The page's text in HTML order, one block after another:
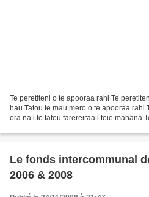
Te peretiteni o te apooraa rahi Te
hau Tatou te mau mero o te apooraa rahi
ora na i to tatou farereiraa i teie mahana
Le fonds intercommunal
2006 & 2008